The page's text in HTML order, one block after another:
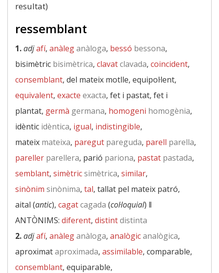
resultat)
ressemblant
1.adjafí, anàleganàloga, bessó bessona,
bisimètric bisimètrica, clavatclavada, coincident,
consemblant, del mateix motlle, equipol·lent,
equivalent, exacte exacta, fet i pastat, fet i
plantat, germà germana, homogeni homogènia,
idèntic idèntica, igual, indistingible,
mateix mateixa, paregut pareguda, parell parella,
pareller parellera, parió pariona, pastat pastada,
semblant, simètricsimètrica, similar,
sinònim sinònima, tal, tallat pel mateix patró,
aital (antic), cagatcagada (col·loquial) ‖
ANTÒNIMS: diferent, distintdistinta
2.adjafí, anàleganàloga, analògicanalògica,
aproximataproximada, assimilable, comparable,
consemblant, equiparable,